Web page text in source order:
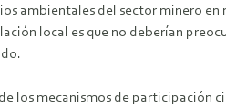
ambientales del sector minero
local es que no deberían
los mecanismos de participación